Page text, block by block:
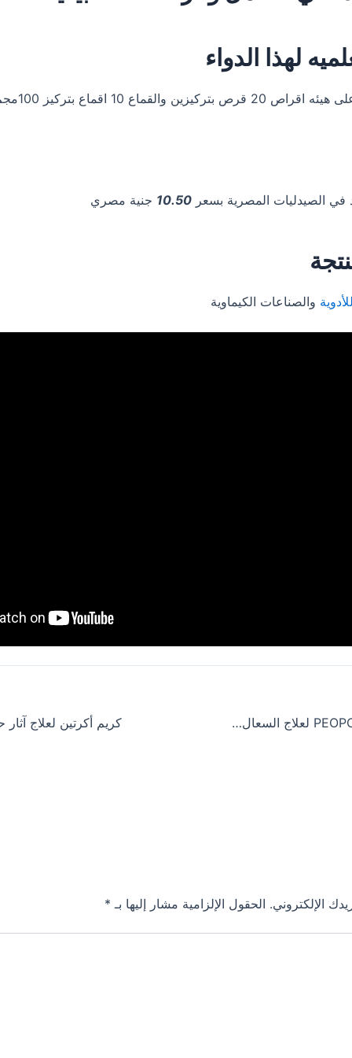
لهذا الدواء
والقماع 10 اقماع بتركيز 100مجم.
في الصيدليات المصرية بسعر 10.50 جنية مصري
والصناعات الكيماوية
بيبوسبان PEOPOSPAN لعلاج السعال و البلغم و كل مشاكل الجهاز التنفسي
الإلكتروني. الحقول الإلزامية مشار إليها بـ *